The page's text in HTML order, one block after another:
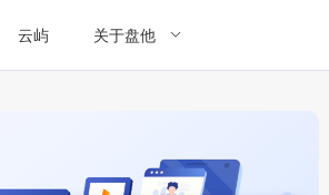
云屿 关于盘他